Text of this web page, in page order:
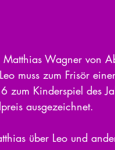
Wagner von
muss zum Frisör
zum Kinderspiel des
ausgezeichnet.
über Leo und